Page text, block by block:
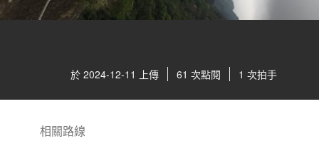
於 2024-12-11 上傳 61 次點閱 1 次拍手
相關路線